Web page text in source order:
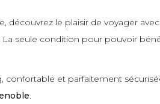
découvrez le plaisir de voyager
La seule condition pour pouvoir
confortable et parfaitement
.